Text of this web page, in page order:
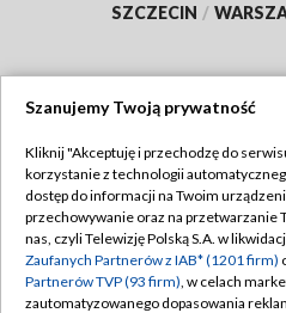
SZCZECIN /
Abonament TVP
Emisja w TVP
Centrum informacji TVP
Polityka
Moje
Szanujemy Twoją prywatność
Kliknij "Akceptuję i przechodzę do
korzystanie z technologii
dostęp do informacji na Twoim
przechowywanie oraz na przetwarzanie
nas, czyli Telewizję Polską S.A. w
Zaufanych Partnerów z IAB* (1201 firm)
Partnerów TVP (93 firm), w celach
zautomatyzowanego dopasowania